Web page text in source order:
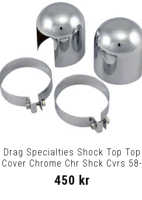
Drag Specialties Shock Top Top
Cover Chrome Chr Shck Cvrs 58-
64 Fl
450 kr